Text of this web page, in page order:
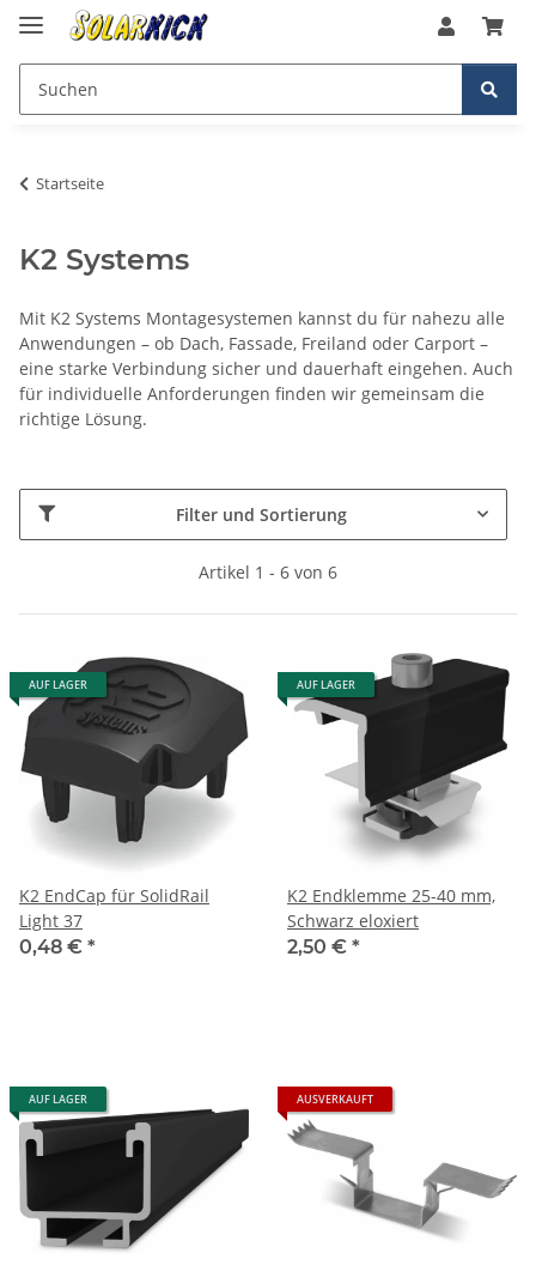
Startseite
K2 Systems
Mit K2 Systems Montagesystemen kannst du für nahezu alle
Anwendungen – ob Dach, Fassade, Freiland oder Carport –
eine starke Verbindung sicher und dauerhaft eingehen. Auch
für individuelle Anforderungen finden wir gemeinsam die
richtige Lösung.
Filter und Sortierung
Artikel 1 - 6 von 6
AUF LAGER
K2 EndCap für SolidRail
Light 37
0,48 € *
AUF LAGER
K2 Endklemme 25-40 mm,
Schwarz eloxiert
2,50 € *
AUF LAGER AUSVERKAUFT